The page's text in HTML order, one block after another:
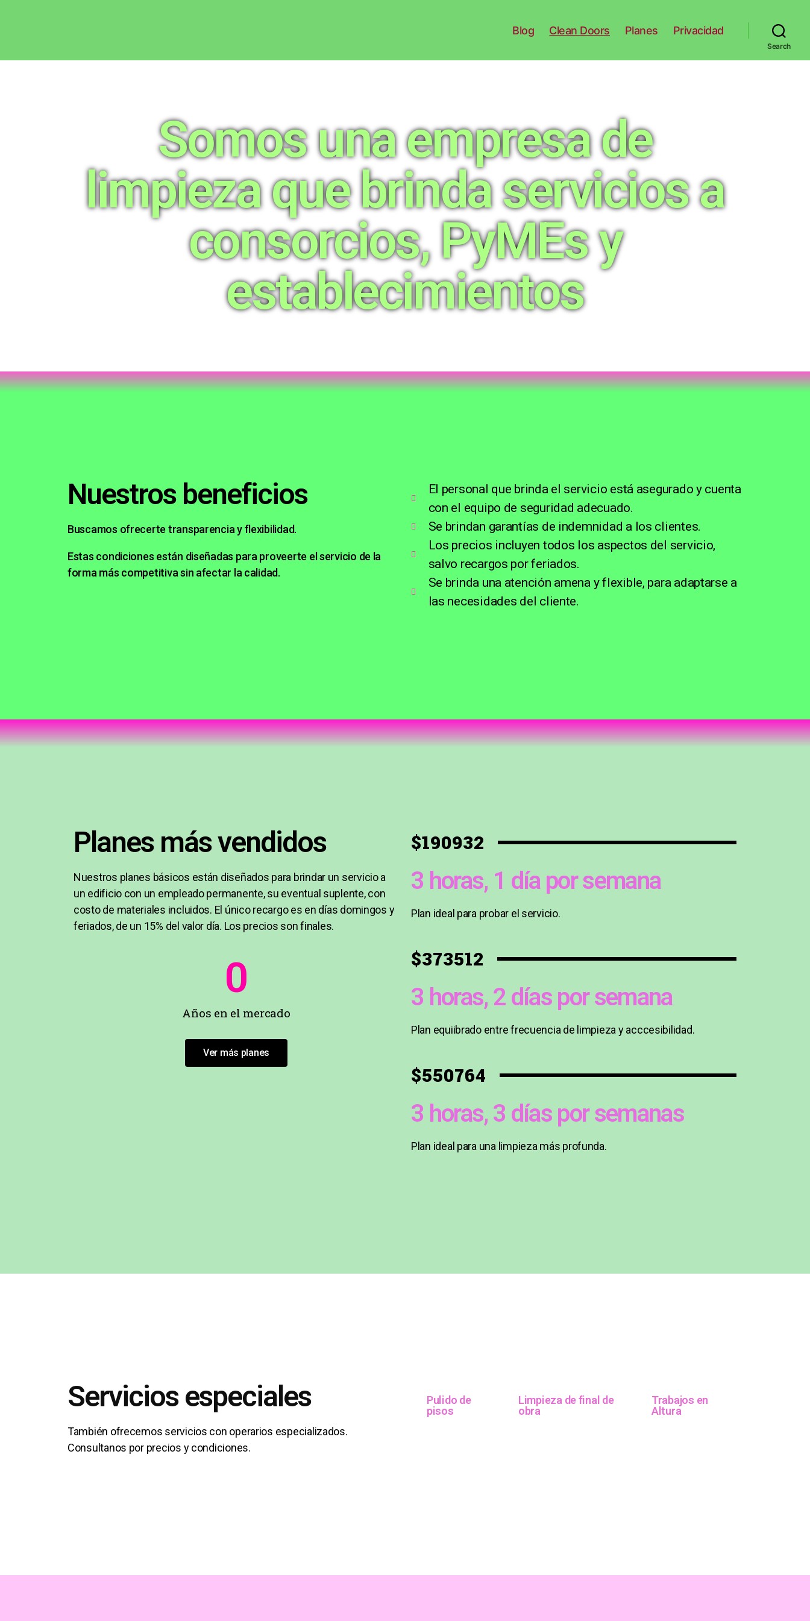
Blog Clean Doors Planes Privacidad
Search
Somos una empresa de
limpieza que brinda servicios a
consorcios, PyMEs y
establecimientos
Nuestros beneficios
Buscamos ofrecerte transparencia y flexibilidad.
Estas condiciones están diseñadas para proveerte el servicio de la
forma más competitiva sin afectar la calidad.
El personal que brinda el servicio está asegurado y cuenta
con el equipo de seguridad adecuado.
Se brindan garantías de indemnidad a los clientes.
Los precios incluyen todos los aspectos del servicio,
salvo recargos por feriados.
Se brinda una atención amena y flexible, para adaptarse a
las necesidades del cliente.
Planes más vendidos
Nuestros planes básicos están diseñados para brindar un servicio a
un edificio con un empleado permanente, su eventual suplente, con
costo de materiales incluidos. El único recargo es en días domingos y
feriados, de un 15% del valor día. Los precios son finales.
Años en el mercado
0
Ver más planes
$190932
3 horas, 1 día por semana
Plan ideal para probar el servicio.
$373512
3 horas, 2 días por semana
Plan equiibrado entre frecuencia de limpieza y acccesibilidad.
$550764
3 horas, 3 días por semanas
Plan ideal para una limpieza más profunda.
Servicios especiales
También ofrecemos servicios con operarios especializados.
Consultanos por precios y condiciones.
Pulido de
pisos
Limpieza de final de
obra
Trabajos en
Altura